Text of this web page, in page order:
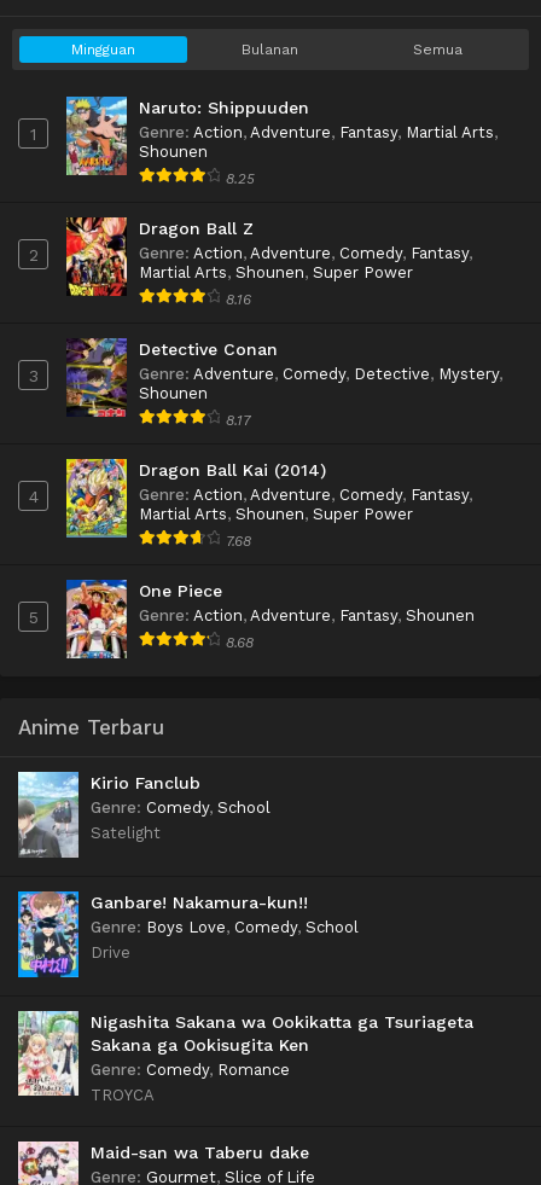
Mingguan Bulanan Semua
1
Naruto: Shippuuden
Genre: Action, Adventure, Fantasy, Martial Arts,
Shounen
8.25
2
Dragon Ball Z
Genre: Action, Adventure, Comedy, Fantasy,
Martial Arts, Shounen, Super Power
8.16
3
Detective Conan
Genre: Adventure, Comedy, Detective, Mystery,
Shounen
8.17
4
Dragon Ball Kai (2014)
Genre: Action, Adventure, Comedy, Fantasy,
Martial Arts, Shounen, Super Power
7.68
5
One Piece
Genre: Action, Adventure, Fantasy, Shounen
8.68
Anime Terbaru
Kirio Fanclub
Genre: Comedy, School
Satelight
Ganbare! Nakamura-kun!!
Genre: Boys Love, Comedy, School
Drive
Nigashita Sakana wa Ookikatta ga Tsuriageta
Sakana ga Ookisugita Ken
Genre: Comedy, Romance
TROYCA
Maid-san wa Taberu dake
Genre: Gourmet, Slice of Life